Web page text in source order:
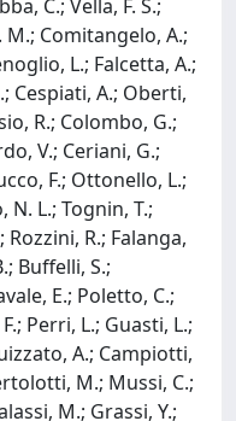
C.; Vella, F. S.;
M.; Comitangelo, A.;
L.; Falcetta, A.;
Cespiati, A.; Oberti,
R.; Colombo, G.;
V.; Ceriani, G.;
F.; Ottonello, L.;
N. L.; Tognin, T.;
Rozzini, R.; Falanga,
Buffelli, S.;
E.; Poletto, C.;
Perri, L.; Guasti, L.;
A.; Campiotti,
M.; Mussi, C.;
M.; Grassi, Y.;